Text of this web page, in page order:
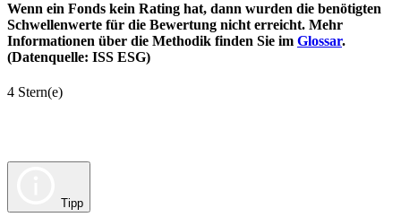
Wenn ein Fonds kein Rating hat, dann wurden die benötigten
Schwellenwerte für die Bewertung nicht erreicht. Mehr
Informationen über die Methodik finden Sie im Glossar.
(Datenquelle: ISS ESG)
4 Stern(e)
Tipp